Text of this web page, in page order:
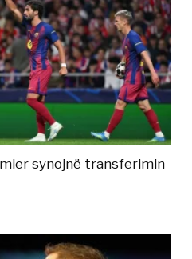
synojnë transferimin